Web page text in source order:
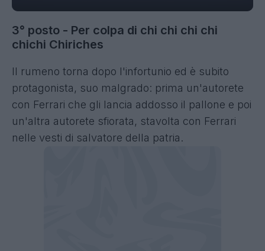
3° posto - Per colpa di chi chi chi chi
chichi Chiriches
Il rumeno torna dopo l'infortunio ed è subito
protagonista, suo malgrado: prima un'autorete
con Ferrari che gli lancia addosso il pallone e poi
un'altra autorete sfiorata, stavolta con Ferrari
nelle vesti di salvatore della patria.